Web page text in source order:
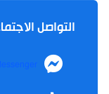
اتصل بنا
من نحن
التواصل